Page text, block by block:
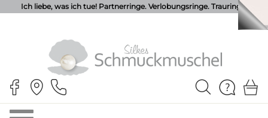
Ich liebe, was ich tue! Partnerringe. Verlobungsringe. Trauringe.